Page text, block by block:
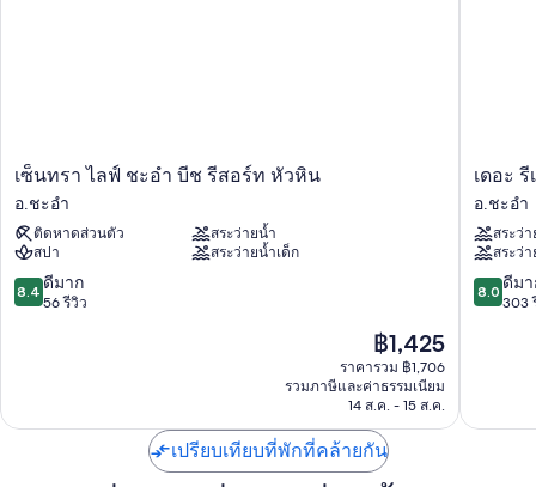
กิจกรรมสำหรับเด็ก (คิดค่าบริการ)
ที่ฝากกระเป๋าเดินทาง, บริการจัดงานแต่งงาน และลิฟต์
สิ่งอำนวยความสะดวกในห้องพัก
ห้องพักทั้งหมด 242 ห้องขึ้นชื่อเรื่องความสะดวกสบาย เช่น รูมเซอร์วิส 24
ชั่วโมง และเครื่องนอนระดับพรีเมียม พร้อมด้วยสิทธิพิเศษอย่าง ตัวเลือก
ห้องน้ำพร้อมเรนชาวเวอร์และของใช้ในห้องน้ำฟรี
ทีวีจอแอลซีดี 32 นิ้ว พร้อม ช่องทีวีพรีเมียม
ระเบียง, ตู้เย็น และเครื่องชงกาแฟ/ชา
เซ็น
ไลฟ์
ชะอำ
บีช
รีสอร์ท
หัวหิน
เซ็นทรา ไลฟ์ ชะอำ บีช รีสอร์ท หัวหิน
อ.ชะอำ
ติดหาดส่วนตัว
สระว่ายน้ำ
สปา
สระว่ายน้ำเด็ก
8.4
จาก
8.4 ดีมาก
56 รีวิว
ราคา
ปัจจุบัน
คือ
฿1,425
฿1,425
ราคารวม ฿1,706
รวมภาษีและค่าธรรมเนียม
14 ส.ค. - 15 ส.ค.
เดอะ
รีเจนท์
ชะอำ
บีช
รีสอร์ท
อ.ชะอำ
เดอะ
อ.ชะอำ
สระว่
สระว่
8.0
จาก
8.0 ดีม
303
เปรียบเทียบที่พักที่คล้ายกัน